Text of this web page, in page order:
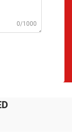
0/1000